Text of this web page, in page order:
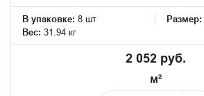
В упаковке: 8 шт Размер:
Вес: 31.94 кг
2 052 руб.
м²